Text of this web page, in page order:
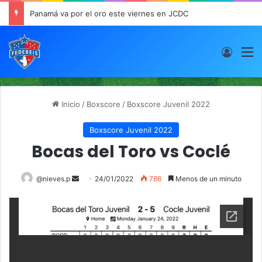
Panamá va por el oro este viernes en JCDC
Inicio / Boxscore / Boxscore Juvenil 2022
Boxscore Juvenil 2022
Bocas del Toro vs Coclé
@nieves.p
S
n
a
24/01/2022 786 Menos de un minuto